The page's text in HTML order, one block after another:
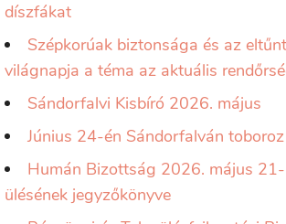
díszfákat
Szépkorúak biztonsága és az
világnapja a téma az aktuális
Sándorfalvi Kisbíró 2026. május
Június 24-én Sándorfalván
Humán Bizottság 2026. május
ülésének jegyzőkönyve